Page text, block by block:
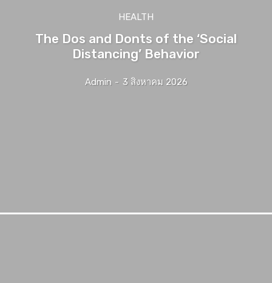
HEALTH
The Dos and Donts of the ‘Social
Distancing’ Behavior
Admin - 3 สิงหาคม 2026